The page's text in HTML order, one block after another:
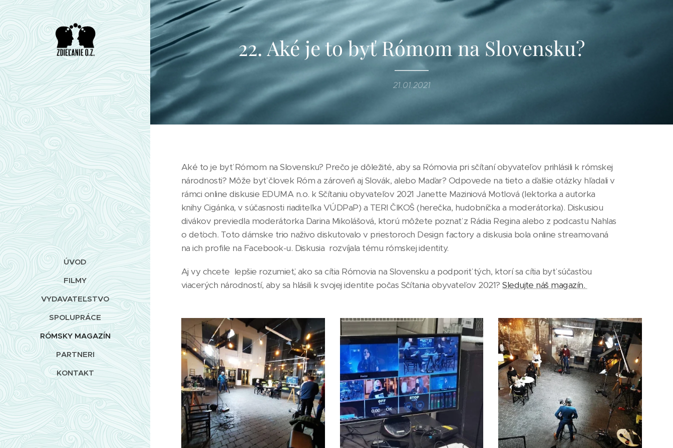
ÚVOD
FILMY
VYDAVATEĽSTVO
SPOLUPRÁCE
RÓMSKY MAGAZÍN
PARTNERI
KONTAKT
22. Aké je to byť Rómom na Slovensku?
21.01.2021
Aké to je byť Rómom na Slovensku? Prečo je dôležité, aby sa Rómovia pri sčítaní obyvateľov prihlásili k rómskej
národnosti? Môže byť človek Róm a zároveň aj Slovák, alebo Maďar? Odpovede na tieto a ďalšie otázky hľadali v
rámci online diskusie EDUMA n.o. k Sčítaniu obyvateľov 2021 Janette Maziniová Motlová (lektorka a autorka
knihy Cigánka, v súčasnosti riaditeľka VÚDPaP) a TERI ČIKOŠ (herečka, hudobníčka a moderátorka). Diskusiou
divákov previedla moderátorka Darina Mikolášová, ktorú môžete poznať z Rádia Regina alebo z podcastu Nahlas
o deťoch. Toto dámske trio naživo diskutovalo v priestoroch Design factory a diskusia bola online streamovaná
na ich profile na Facebook-u. Diskusia rozvíjala tému rómskej identity.
Aj vy chcete lepšie rozumieť, ako sa cítia Rómovia na Slovensku a podporiť tých, ktorí sa cítia byť súčasťou
viacerých národností, aby sa hlásili k svojej identite počas Sčítania obyvateľov 2021?Sledujte náš magazín.